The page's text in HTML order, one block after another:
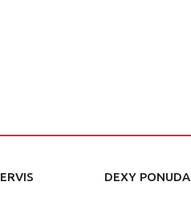
DEXY PONUDA